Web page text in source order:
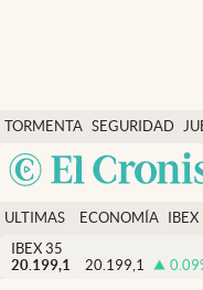
TORMENTA SEGURIDAD
SOCIAL
Economía y finanzas
Política
Actualidad
Criptomonedas
ULTIMAS
NOTICIAS
ECONOMÍA
FINANZAS
IBEX
EURO
IBEX 35
20.199,1
20.199,1 0.09